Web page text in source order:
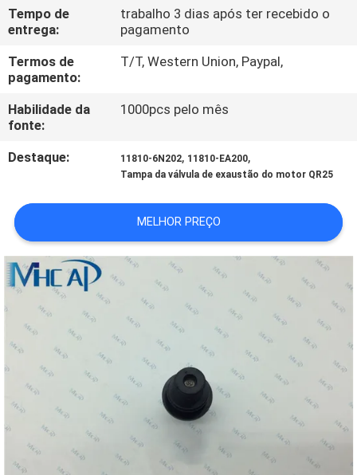
ENTRE
CONTATO
CONOSCO
PEÇA
CITAÇÕES
MAPA
DO
SITE
PRIVACY
POLICY
Tempo de
entrega:
trabalho 3 dias após ter recebido o
pagamento
Termos de
pagamento:
T/T, Western Union, Paypal,
Habilidade da
fonte:
1000pcs pelo mês
Destaque: 11810-6N202, 11810-EA200,
Tampa da válvula de exaustão do motor QR25
MELHOR PREÇO